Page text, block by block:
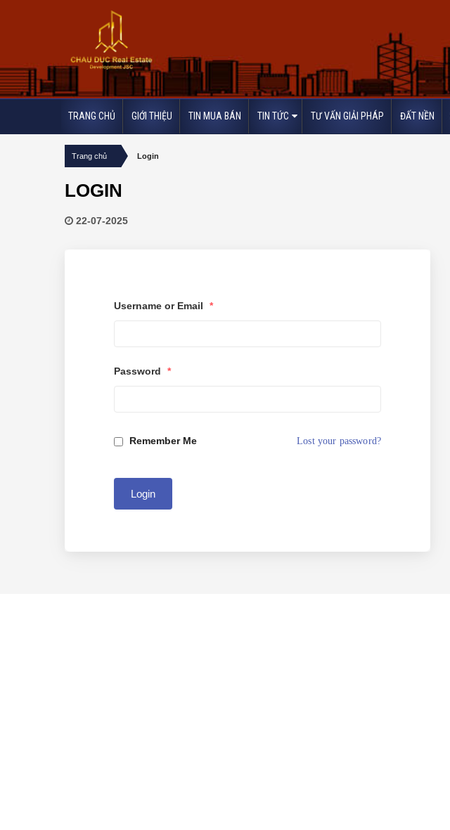
TRANG CHỦ GIỚI THIỆU TIN MUA BÁN TIN TỨC TƯ VẤN GIẢI PHÁP ĐẤT NỀN
Trang chủ
Login
LOGIN
22-07-2025
Username or Email *
Password *
Remember Me Lost your password?
Login